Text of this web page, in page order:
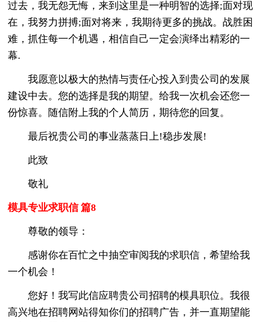
过去，我无怨无悔，来到这里是一种明智的选择;面对现
在，我努力拼搏;面对将来，我期待更多的挑战。战胜困
难，抓住每一个机遇，相信自己一定会演绎出精彩的一
幕.
我愿意以极大的热情与责任心投入到贵公司的发展
建设中去。您的选择是我的期望。给我一次机会还您一
份惊喜。随信附上我的个人简历，期待您的回复。
最后祝贵公司的事业蒸蒸日上!稳步发展!
此致
敬礼
模具专业求职信 篇8
尊敬的领导：
感谢你在百忙之中抽空审阅我的求职信，希望给我
一个机会！
您好！我写此信应聘贵公司招聘的模具职位。我很
高兴地在招聘网站得知你们的招聘广告，并一直期望能